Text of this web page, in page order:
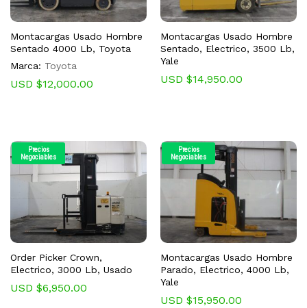
Montacargas Usado Hombre
Sentado 4000 Lb, Toyota
Marca: Toyota
USD $12,000.00
Montacargas Usado Hombre
Sentado, Electrico, 3500 Lb,
Yale
USD $14,950.00
Precios
Negociables
Order Picker Crown,
Electrico, 3000 Lb, Usado
USD $6,950.00
Precios
Negociables
Montacargas Usado Hombre
Parado, Electrico, 4000 Lb,
Yale
USD $15,950.00